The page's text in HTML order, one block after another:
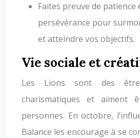
Faites preuve de patience
persévérance pour
et atteindre vos objectifs.
Vie sociale et
Les Lions sont des
charismatiques et aiment
personnes. En octobre,
Balance les encourage à se